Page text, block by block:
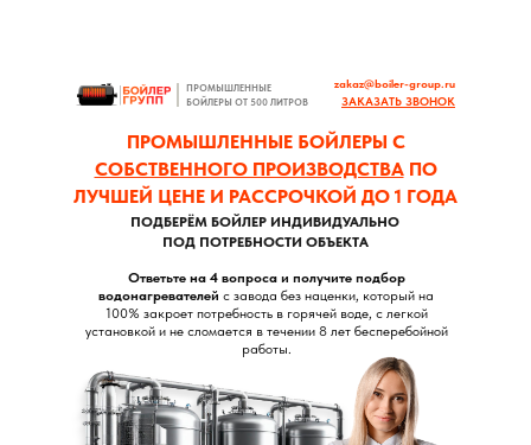
Ответьте на 4 вопроса и получите подбор
водонагревателей с завода без наценки, который на
100% закроет потребность в горячей воде, с легкой
установкой и не сломается в течении 8 лет бесперебойной
работы.
ПРОМЫШЛЕННЫЕ БОЙЛЕРЫ С
СОБСТВЕННОГО ПРОИЗВОДСТВАПО
ЛУЧШЕЙ ЦЕНЕ И РАССРОЧКОЙ ДО 1 ГОДА
ПОДБЕРЁМ БОЙЛЕР ИНДИВИДУАЛЬНО
ПОД ПОТРЕБНОСТИ ОБЪЕКТА
ПРОМЫШЛЕННЫЕ
БОЙЛЕРЫ ОТ 500 ЛИТРОВ
zakaz@boiler-group.ru
ЗАКАЗАТЬ ЗВОНОК